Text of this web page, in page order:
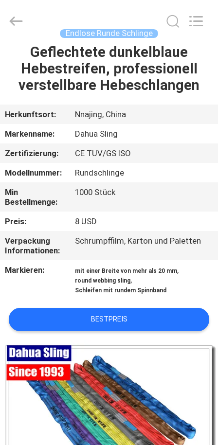
HAUS
PRODUKTE
ÜBER
UNS
FABRIK-
AUSFLUG
QUALITÄTSKONTROLLE
TRETEN
SIE
MIT
IN
VERBINDUNG
NACHRICHTEN
FORDERN
Endlose Runde Schlinge
Geflechtete dunkelblaue
Hebestreifen, professionell
verstellbare Hebeschlangen
Herkunftsort:
Nnajing, China
Markenname:
Dahua Sling
Zertifizierung:
CE TUV/GS ISO
Modellnummer:
Rundschlinge
Min
Bestellmenge:
1000 Stück
Preis:
8 USD
Verpackung
Informationen:
Schrumpffilm, Karton und Paletten
Markieren: mit einer Breite von mehr als 20 mm,
round webbing sling,
Schleifen mit rundem Spinnband
BESTPREIS